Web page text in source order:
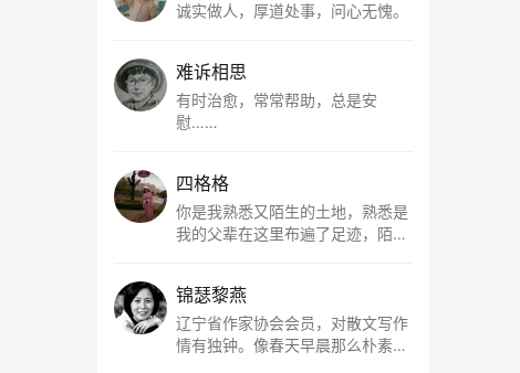
诚实做人，厚道处事，问心无愧。
难诉相思
有时治愈，常常帮助，总是安
慰……
四格格
你是我熟悉又陌生的土地，熟悉是
我的父辈在这里布遍了足迹，陌生
根所在，我用文字慢慢认识你、慢
慢熟悉你。
锦瑟黎燕
辽宁省作家协会会员，对散文写作
情有独钟。像春天早晨那么朴素，